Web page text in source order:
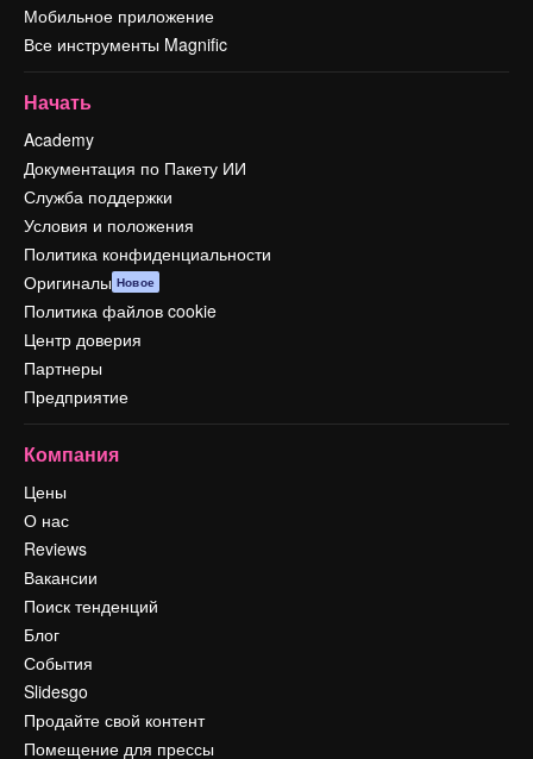
Мобильное приложение
Все инструменты Magnific
Начать
Academy
Документация по Пакету ИИ
Служба поддержки
Условия и положения
Политика конфиденциальности
Оригиналы Новое
Политика файлов cookie
Центр доверия
Партнеры
Предприятие
Компания
Цены
О нас
Reviews
Вакансии
Поиск тенденций
Блог
События
Slidesgo
Продайте свой контент
Помещение для прессы